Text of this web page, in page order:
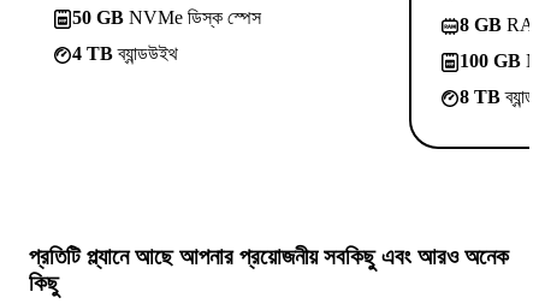
50 GB NVMe ডিস্ক স্পেস
4 TBব্যান্ডউইথ
8 GB
100 GB
8 TB
প্রতিটি প্ল্যানে আছেআপনার প্রয়োজনীয় সবকিছুএবং আরও অনেক
কিছু